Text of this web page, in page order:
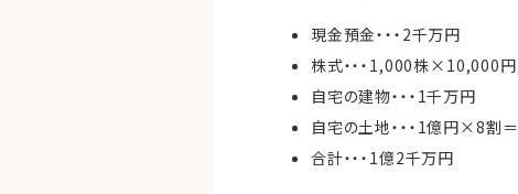
現金預金・・・2千万円
株式・・・1,000株×10,000
自宅の建物・・・1千万円
自宅の土地・・・1億円×8割
合計・・・1億2千万円